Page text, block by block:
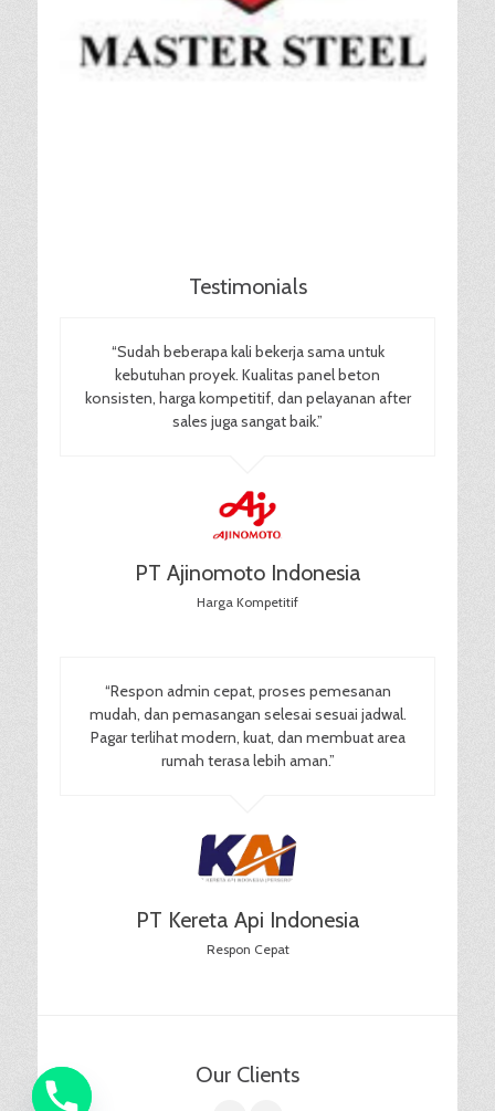
Testimonials
“Sudah beberapa kali bekerja sama untuk
kebutuhan proyek. Kualitas panel beton
konsisten, harga kompetitif, dan pelayanan after
sales juga sangat baik.”
PT Ajinomoto Indonesia
Harga Kompetitif
“Respon admin cepat, proses pemesanan
mudah, dan pemasangan selesai sesuai jadwal.
Pagar terlihat modern, kuat, dan membuat area
rumah terasa lebih aman.”
PT Kereta Api Indonesia
Respon Cepat
Our Clients